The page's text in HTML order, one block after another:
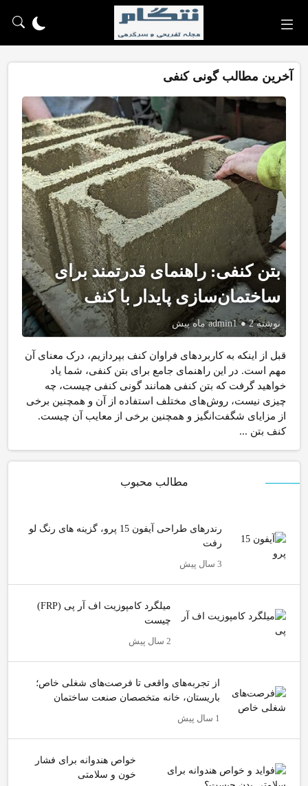
آخرین مطالب گونی کنفی
بتن کنفی: راهنمای قدرتمند برای
ساختمان‌سازی پایدار با کنف
نوشته admin1 2 ماه پیش
قبل از اینکه به کاربردهای فراوان کنف بپردازیم، درک معنای آن
مهم است. در این راهنمای جامع برای بتن کنفی، شما یاد
خواهید گرفت که بتن کنفی همانند گونی کنفی چیست، چه
چیزی نیست، روش‌های مختلف استفاده از آن و همچنین برخی
از مزایای شگفت‌انگیز و همچنین برخی از معایب آن چیست.
کنف بتن ...
مطالب محبوب
رندرهای طراحی آیفون 15 پرو، گزینه های رنگ لو
رفت
3 سال پیش
میلگرد کامپوزیت اف آر پی (FRP)
چیست
2 سال پیش
از تجربه‌های واقعی تا فرصت‌های شغلی خاص؛
باریستان، خانه متخصصان صنعت ساختمان
1 سال پیش
خواص هندوانه برای فشار
خون و سلامتی